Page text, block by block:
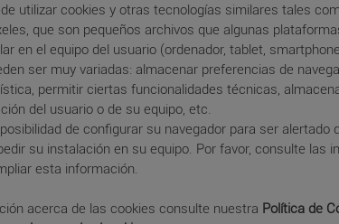
utilizar cookies y otras tecnologías similares tales
que son pequeños archivos que algunas
en el equipo del usuario (ordenador, tablet,
ser muy variadas: almacenar preferencias de
permitir ciertas funcionalidades técnicas,
del usuario o de su equipo, etc.
de configurar su navegador para ser alertado
su instalación en su equipo. Por favor, consulte las
esta información.
acerca de las cookies consulte nuestra Política de